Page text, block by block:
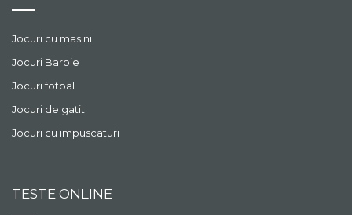
Jocuri cu masini
Jocuri Barbie
Jocuri fotbal
Jocuri de gatit
Jocuri cu impuscaturi
TESTE ONLINE